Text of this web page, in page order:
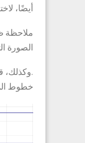
أيضًا،
ملاحظة
الصورة
خطوط